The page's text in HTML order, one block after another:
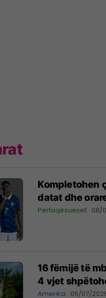
Kompletohen
datat dhe
Përfaqësueset 08/
16 fëmijë të
4 vjet
Amerika 05/07/